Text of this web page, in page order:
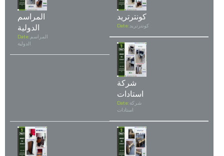
المراسم
الدولية
Date: المراسم
الدولية
كونترتريد
Date: كونترتريد
شركة
استادات
Date:شركة
استادات